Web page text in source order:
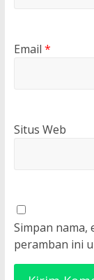
Email *
Situs Web
Simpan nama,
peramban ini